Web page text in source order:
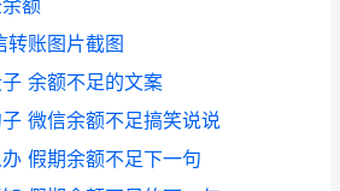
额
转账图片截图
余额不足的文案
微信余额不足搞笑说说
假期余额不足下一句